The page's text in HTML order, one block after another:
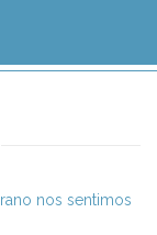
nos sentimos